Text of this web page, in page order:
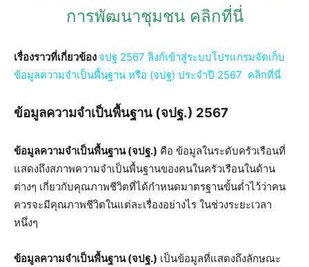
การพัฒนาชุมชน คลิกที่นี่
เรื่องราวที่เกี่ยวข้อง จปฐ 2567 ลิงก์เข้าสู่ระบบโปรแกรมจัดเก็บ
ข้อมูลความจำเป็นพื้นฐาน หรือ (จปฐ) ประจำปี 2567 คลิกที่นี่
ข้อมูลความจำเป็นพื้นฐาน (จปฐ.) 2567
ข้อมูลความจำเป็นพื้นฐาน (จปฐ.) คือ ข้อมูลในระดับครัวเรือนที่
แสดงถึงสภาพความจำเป็นพื้นฐานของคนในครัวเรือนในด้าน
ต่างๆ เกี่ยวกับคุณภาพชีวิตที่ได้กำหนดมาตรฐานขั้นต่ำไว้ว่าคน
ควรจะมีคุณภาพชีวิตในแต่ละเรื่องอย่างไร ในช่วงระยะเวลา
หนึ่งๆ
ข้อมูลความจำเป็นพื้นฐาน (จปฐ.) เป็นข้อมูลที่แสดงถึงลักษณะ